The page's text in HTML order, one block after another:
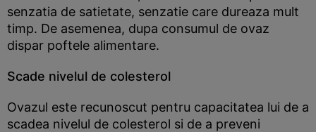
senzatia de satietate, senzatie care dureaza mult
timp. De asemenea, dupa consumul de ovaz
dispar poftele alimentare.
Scade nivelul de colesterol
Ovazul este recunoscut pentru capacitatea lui de a
scadea nivelul de colesterol si de a preveni